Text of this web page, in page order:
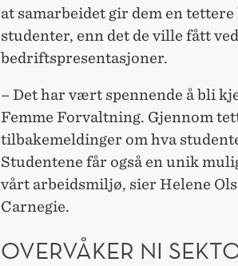
at samarbeidet gir dem en
studenter, enn det de ville fått
bedriftspresentasjoner.
– Det har vært spennende å bli
Femme Forvaltning. Gjennom
tilbakemeldinger om hva
Studentene får også en unik
vårt arbeidsmiljø, sier Helene
Carnegie.
OVERVÅKER NI